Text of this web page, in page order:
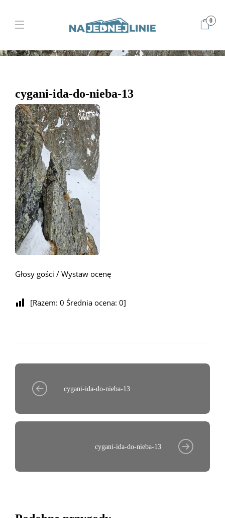
0
Home
Cygani idą do Nieba – kontrastowy mikst Kieżmarskiej Buli
cygani-ida-do-nieba-13
cygani-ida-do-nieba-13
Głosy gości / Wystaw ocenę
[Razem: 0 Średnia ocena: 0]
cygani-ida-do-nieba-13
cygani-ida-do-nieba-13